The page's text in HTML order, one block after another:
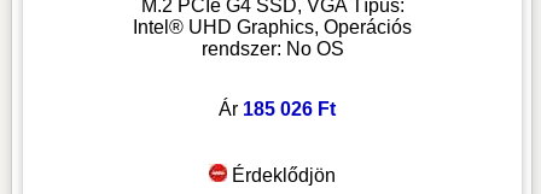
M.2 PCIe G4 SSD, VGA Típus:
Intel® UHD Graphics, Operációs
rendszer: No OS
Ár 185 026 Ft
Érdeklődjön